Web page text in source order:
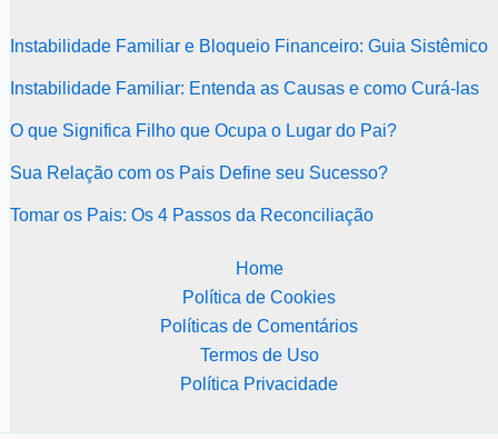
Instabilidade Familiar e Bloqueio Financeiro: Guia Sistêmico
Instabilidade Familiar: Entenda as Causas e como Curá-las
O que Significa Filho que Ocupa o Lugar do Pai?
Sua Relação com os Pais Define seu Sucesso?
Tomar os Pais: Os 4 Passos da Reconciliação
Home
Política de Cookies
Políticas de Comentários
Termos de Uso
Política Privacidade